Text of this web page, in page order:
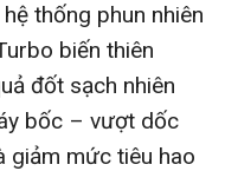
thống phun nhiên
biến thiên
đốt sạch nhiên
bốc – vượt dốc
giảm mức tiêu hao